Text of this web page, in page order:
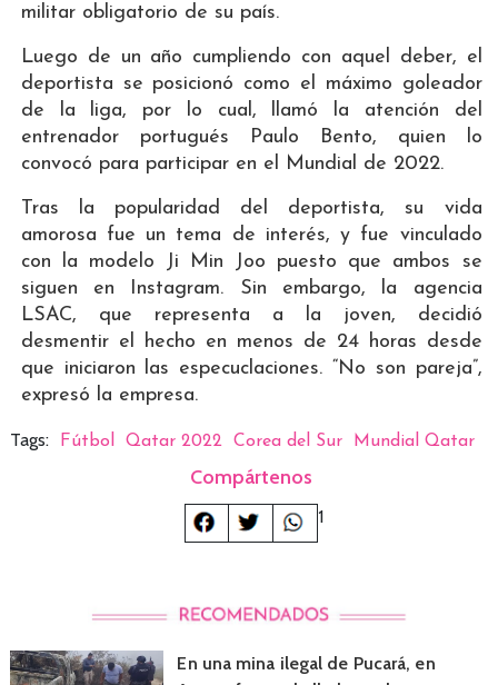
militar obligatorio de su país.
Luego de un año cumpliendo con aquel deber, el
deportista se posicionó como el máximo goleador
de la liga, por lo cual, llamó la atención del
entrenador portugués Paulo Bento, quien lo
convocó para participar en el Mundial de 2022.
Tras la popularidad del deportista, su vida
amorosa fue un tema de interés, y fue vinculado
con la modelo Ji Min Joo puesto que ambos se
siguen en Instagram. Sin embargo, la agencia
LSAC, que representa a la joven, decidió
desmentir el hecho en menos de 24 horas desde
que iniciaron las especuclaciones. “No son pareja”,
expresó la empresa.
Tags: Fútbol Qatar 2022 Corea del Sur Mundial Qatar
Compártenos
1
En una mina ilegal de Pucará, en